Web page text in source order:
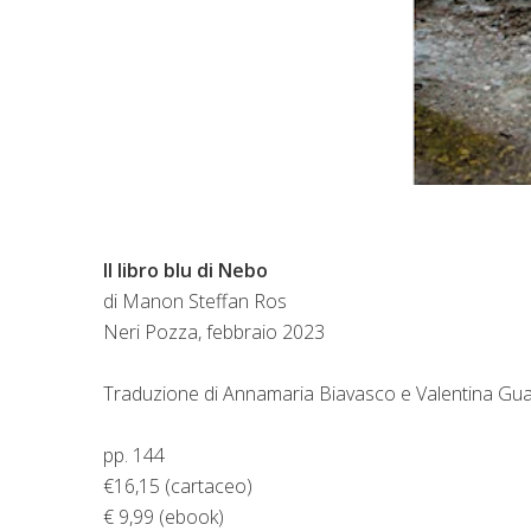
Il libro blu di Nebo
di Manon Steffan Ros
Neri Pozza, febbraio 2023
Traduzione di Annamaria Biavasco e Valentina
pp. 144
€16,15 (cartaceo)
€ 9,99 (ebook)